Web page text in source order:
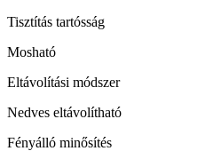
Tisztítás tartósság
Mosható
Eltávolítási módszer
Nedves eltávolítható
Fényálló minősítés